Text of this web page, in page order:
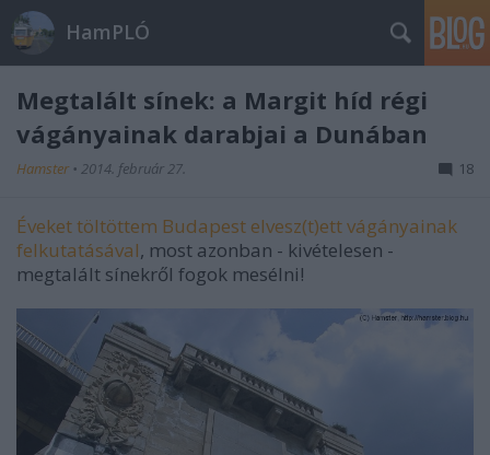
HamPLÓ
Megtalált sínek: a Margit híd régi
vágányainak darabjai a Dunában
Hamster • 2014. február 27. 18
Éveket töltöttem Budapest elvesz(t)ett vágányainak
felkutatásával, most azonban - kivételesen -
megtalált sínekről fogok mesélni!